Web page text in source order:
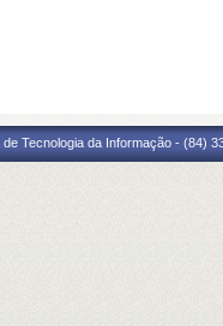
de Tecnologia da Informação - (84)